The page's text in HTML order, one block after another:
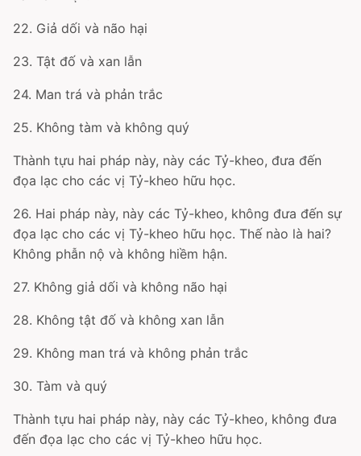
22. Giả dối và não hại
23. Tật đố và xan lẫn
24. Man trá và phản trắc
25. Không tàm và không quý
Thành tựu hai pháp này, này các Tỷ-kheo, đưa đến
đọa lạc cho các vị Tỷ-kheo hữu học.
26. Hai pháp này, này các Tỷ-kheo, không đưa đến sự
đọa lạc cho các vị Tỷ-kheo hữu học. Thế nào là hai?
Không phẫn nộ và không hiềm hận.
27. Không giả dối và không não hại
28. Không tật đố và không xan lẫn
29. Không man trá và không phản trắc
30. Tàm và quý
Thành tựu hai pháp này, này các Tỷ-kheo, không đưa
đến đọa lạc cho các vị Tỷ-kheo hữu học.